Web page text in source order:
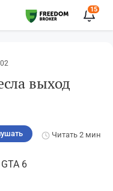
15
выход
Читать 2 мин